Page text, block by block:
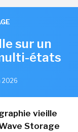
sur un
états
2026
vieille
Storage